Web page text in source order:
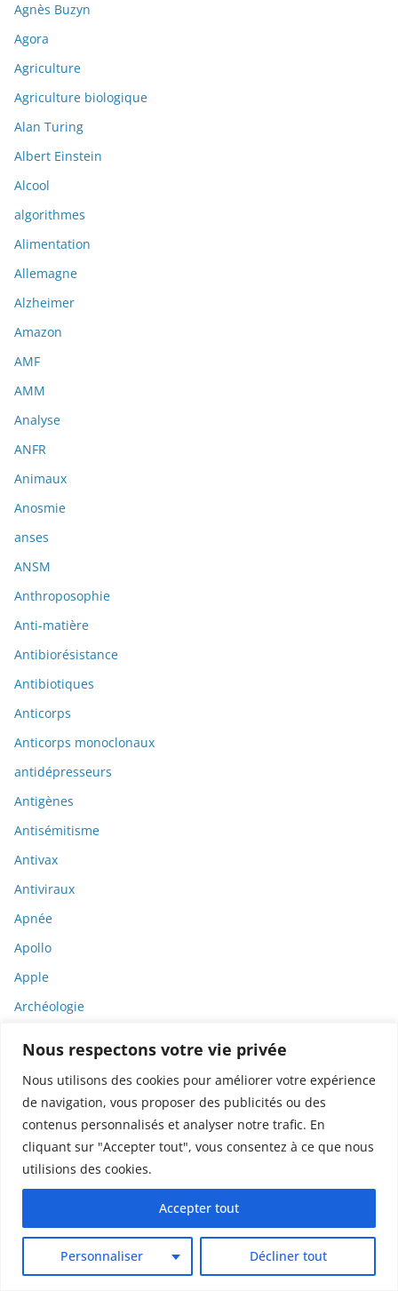
Nous respectons votre vie privée
Nous utilisons des cookies pour améliorer votre expérience
de navigation, vous proposer des publicités ou des
contenus personnalisés et analyser notre trafic. En
cliquant sur "Accepter tout", vous consentez à ce que nous
utilisions des cookies.
Personnaliser Décliner tout
Accepter tout
Agnès Buzyn
Agora
Agriculture
Agriculture biologique
Alan Turing
Albert Einstein
Alcool
algorithmes
Alimentation
Allemagne
Alzheimer
Amazon
AMF
AMM
Analyse
ANFR
Animaux
Anosmie
anses
ANSM
Anthroposophie
Anti-matière
Antibiorésistance
Antibiotiques
Anticorps
Anticorps monoclonaux
antidépresseurs
Antigènes
Antisémitisme
Antivax
Antiviraux
Apnée
Apollo
Apple
Archéologie
Armes
Armes de destruction massive
ARN
Arte
Artemisia